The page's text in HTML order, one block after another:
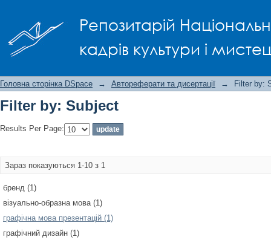
Репозитарій
кадрів культури і
Головна сторінка DSpace → Автореферати та дисертації → Filter by:
Filter by: Subject
Results Per Page:
Зараз показуються 1-10 з 1
бренд (1)
візуально-образна мова (1)
графічна мова презентацій (1)
графічний дизайн (1)